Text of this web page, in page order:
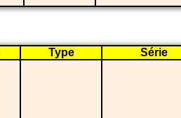
Type Série